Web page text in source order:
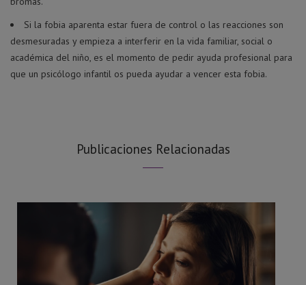
Si la fobia aparenta estar fuera de control o las reacciones son
desmesuradas y empieza a interferir en la vida familiar, social o
académica del niño, es el momento de pedir ayuda profesional para
que un psicólogo infantil os pueda ayudar a vencer esta fobia.
Publicaciones Relacionadas